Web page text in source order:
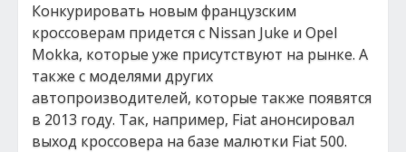
Конкурировать новым французским
кроссоверам придется с Nissan Juke и Opel
Mokka, которые уже присутствуют на рынке. А
также с моделями других
автопроизводителей, которые также появятся
в 2013 году. Так, например, Fiat анонсировал
выход кроссовера на базе малютки Fiat 500.